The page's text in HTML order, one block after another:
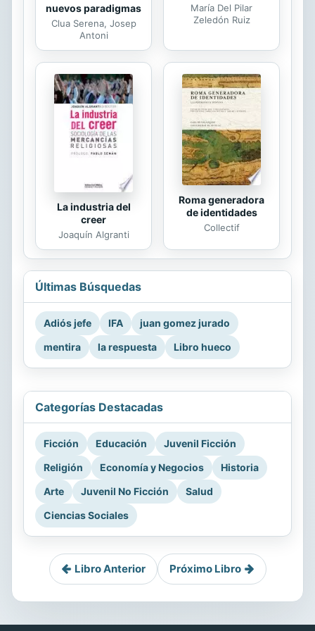
nuevos paradigmas
Clua Serena, Josep
Antoni
María Del Pilar
Zeledón Ruiz
La industria del
creer
Joaquín Algranti
Roma generadora
de identidades
Collectif
Últimas Búsquedas
Adiós jefe IFA
juan gomez jurado
mentira
la respuesta Libro hueco
Categorías Destacadas
Ficción Educación
Juvenil Ficción
Religión
Economía y Negocios
Historia
Arte
Juvenil No Ficción
Salud
Ciencias Sociales
Libro Anterior Próximo Libro